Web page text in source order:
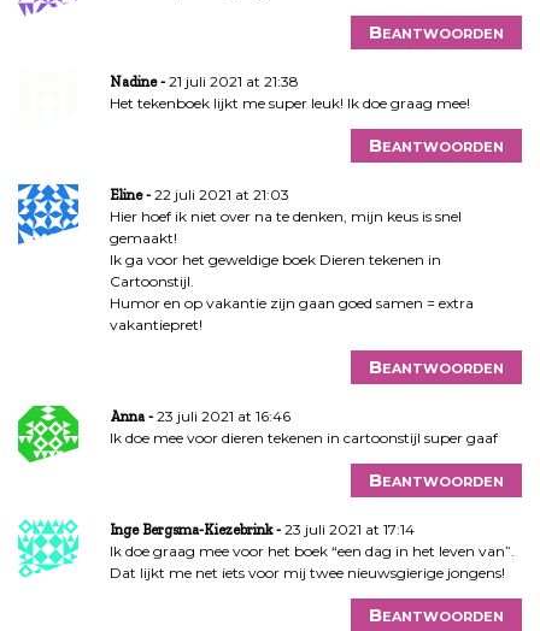
Beantwoorden
Nadine
21 juli 2021 at 21:38
Het tekenboek lijkt me super leuk! Ik doe graag mee!
Beantwoorden
Eline
22 juli 2021 at 21:03
Hier hoef ik niet over na te denken, mijn keus is snel
gemaakt!
Ik ga voor het geweldige boek Dieren tekenen in
Cartoonstijl.
Humor en op vakantie zijn gaan goed samen = extra
vakantiepret!
Beantwoorden
Anna
23 juli 2021 at 16:46
Ik doe mee voor dieren tekenen in cartoonstijl super gaaf
Beantwoorden
Inge Bergsma-Kiezebrink
23 juli 2021 at 17:14
Ik doe graag mee voor het boek “een dag in het leven van”.
Dat lijkt me net iets voor mij twee nieuwsgierige jongens!
Beantwoorden